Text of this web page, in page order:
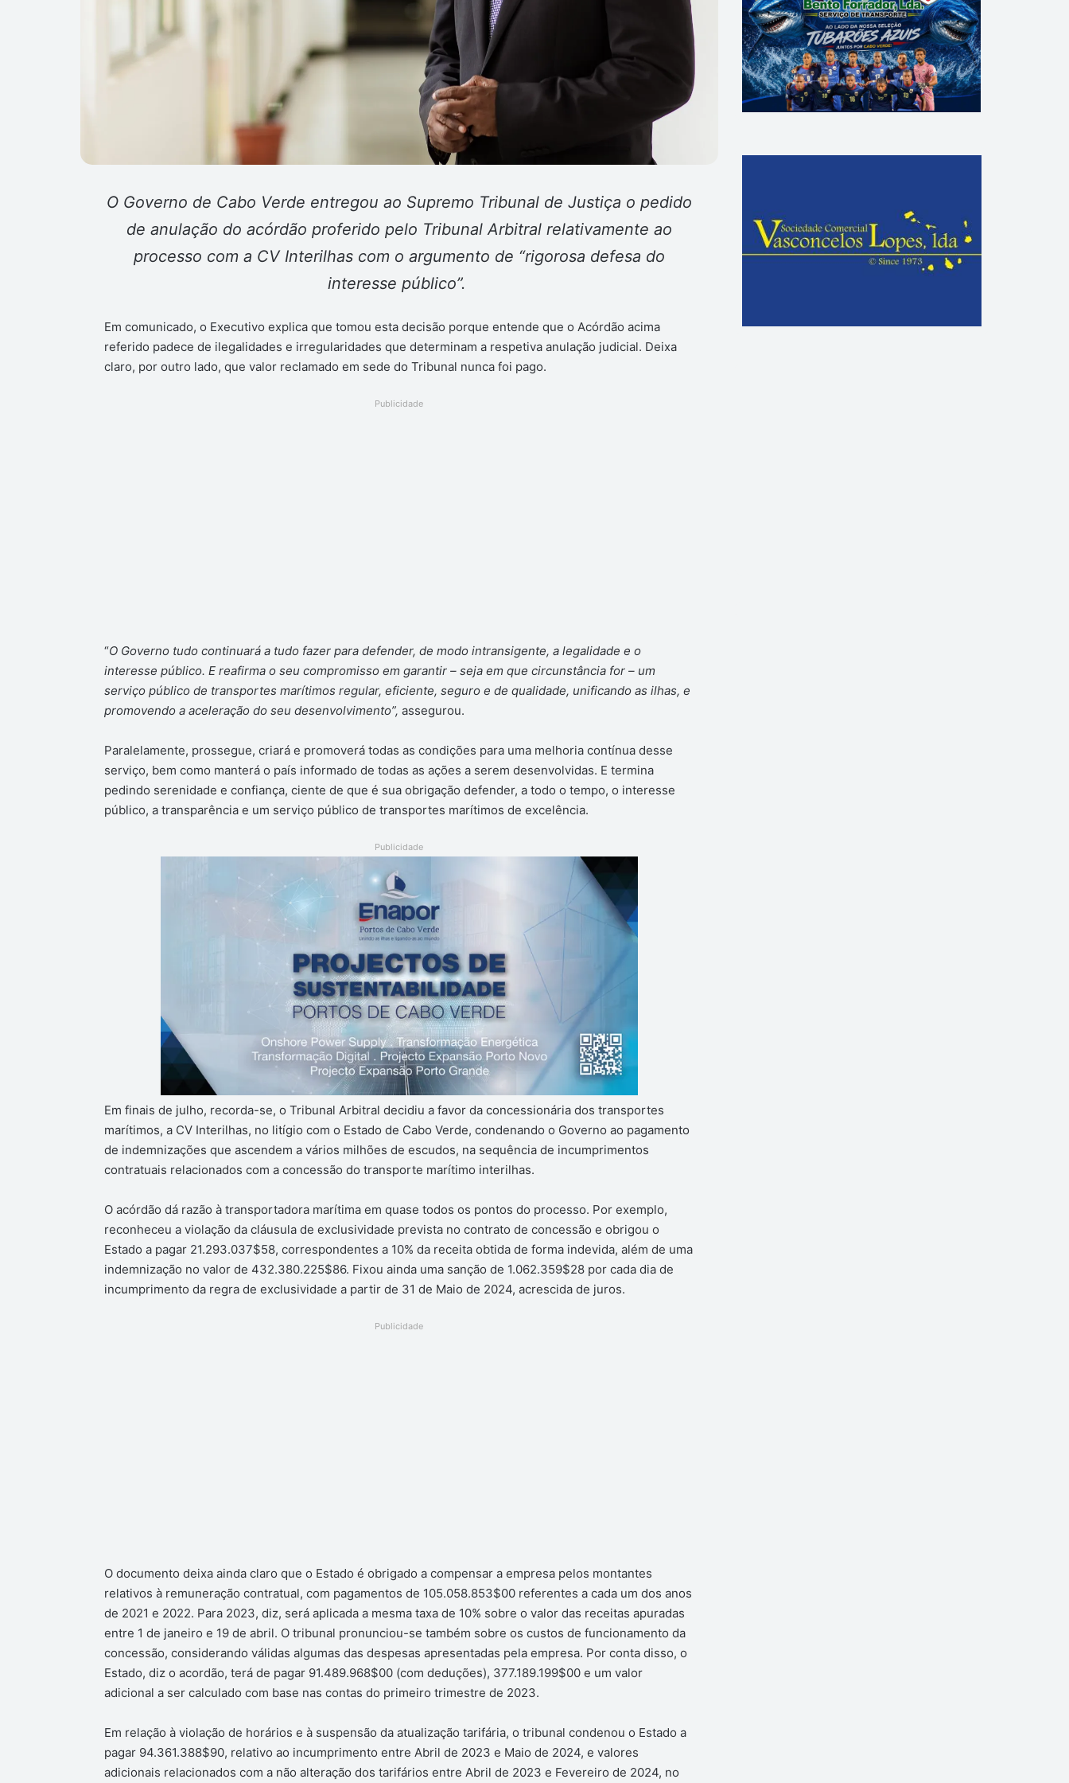
O Governo de Cabo Verde entregou ao Supremo Tribunal de Justiça o pedido
de anulação do acórdão proferido pelo Tribunal Arbitral relativamente ao
processo com a CV Interilhas com o argumento de “rigorosa defesa do
interesse público”.
Em comunicado, o Executivo explica que tomou esta decisão porque entende que o Acórdão acima
referido padece de ilegalidades e irregularidades que determinam a respetiva anulação judicial. Deixa
claro, por outro lado, que valor reclamado em sede do Tribunal nunca foi pago.
Publicidade
“O Governo tudo continuará a tudo fazer para defender, de modo intransigente, a legalidade e o
interesse público. E reafirma o seu compromisso em garantir – seja em que circunstância for – um
serviço público de transportes marítimos regular, eficiente, seguro e de qualidade, unificando as ilhas, e
promovendo a aceleração do seu desenvolvimento”, assegurou.
Paralelamente, prossegue, criará e promoverá todas as condições para uma melhoria contínua desse
serviço, bem como manterá o país informado de todas as ações a serem desenvolvidas. E termina
pedindo serenidade e confiança, ciente de que é sua obrigação defender, a todo o tempo, o interesse
público, a transparência e um serviço público de transportes marítimos de excelência.
Publicidade
Em finais de julho, recorda-se, o Tribunal Arbitral decidiu a favor da concessionária dos transportes
marítimos, a CV Interilhas, no litígio com o Estado de Cabo Verde, condenando o Governo ao pagamento
de indemnizações que ascendem a vários milhões de escudos, na sequência de incumprimentos
contratuais relacionados com a concessão do transporte marítimo interilhas.
O acórdão dá razão à transportadora marítima em quase todos os pontos do processo. Por exemplo,
reconheceu a violação da cláusula de exclusividade prevista no contrato de concessão e obrigou o
Estado a pagar 21.293.037$58, correspondentes a 10% da receita obtida de forma indevida, além de uma
indemnização no valor de 432.380.225$86. Fixou ainda uma sanção de 1.062.359$28 por cada dia de
incumprimento da regra de exclusividade a partir de 31 de Maio de 2024, acrescida de juros.
Publicidade
O documento deixa ainda claro que o Estado é obrigado a compensar a empresa pelos montantes
relativos à remuneração contratual, com pagamentos de 105.058.853$00 referentes a cada um dos anos
de 2021 e 2022. Para 2023, diz, será aplicada a mesma taxa de 10% sobre o valor das receitas apuradas
entre 1 de janeiro e 19 de abril. O tribunal pronunciou-se também sobre os custos de funcionamento da
concessão, considerando válidas algumas das despesas apresentadas pela empresa. Por conta disso, o
Estado, diz o acordão, terá de pagar 91.489.968$00 (com deduções), 377.189.199$00 e um valor
adicional a ser calculado com base nas contas do primeiro trimestre de 2023.
Em relação à violação de horários e à suspensão da atualização tarifária, o tribunal condenou o Estado a
pagar 94.361.388$90, relativo ao incumprimento entre Abril de 2023 e Maio de 2024, e valores
adicionais relacionados com a não alteração dos tarifários entre Abril de 2023 e Fevereiro de 2024, no